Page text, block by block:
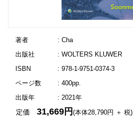
著者
: Cha
出版社
: WOLTERS KLUWER
ISBN
: 978-1-9751-0374-3
ページ数
: 400pp.
出版年
: 2021年
定価31,669円(本体28,790円 ＋ 税)